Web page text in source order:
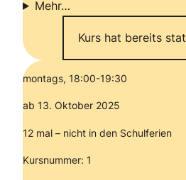
Mehr…
Kurs hat bereits
montags, 18:00-19:30
ab 13. Oktober 2025
12 mal – nicht in den Schulferien
Kursnummer: 1